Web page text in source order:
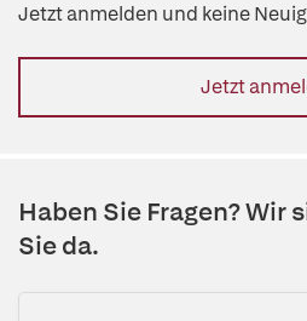
Jetzt anmelden und keine
Jetzt
Haben Sie Fragen? Wir
Sie da.